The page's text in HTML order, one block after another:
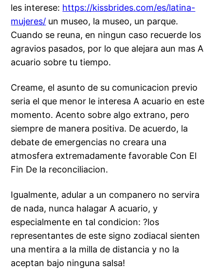
les interese: https://kissbrides.com/es/latina-
mujeres/ un museo, la museo, un parque.
Cuando se reuna, en ningun caso recuerde los
agravios pasados, por lo que alejara aun mas A
acuario sobre tu tiempo.
Creame, el asunto de su comunicacion previo
seri­a el que menor le interesa A acuario en este
momento. Acento sobre algo extrano, pero
siempre de manera positiva. De acuerdo, la
debate de emergencias no creara una
atmosfera extremadamente favorable Con El
Fin De la reconciliacion.
Igualmente, adular a un companero no servira
de nada, nunca halagar A acuario, y
especialmente en tal condicion: ?los
representantes de este signo zodiacal sienten
una mentira a la milla de distancia y no la
aceptan bajo ninguna salsa!